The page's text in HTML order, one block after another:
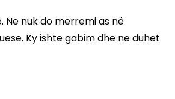
Ne nuk do merremi as në
Ky ishte gabim dhe ne duhet